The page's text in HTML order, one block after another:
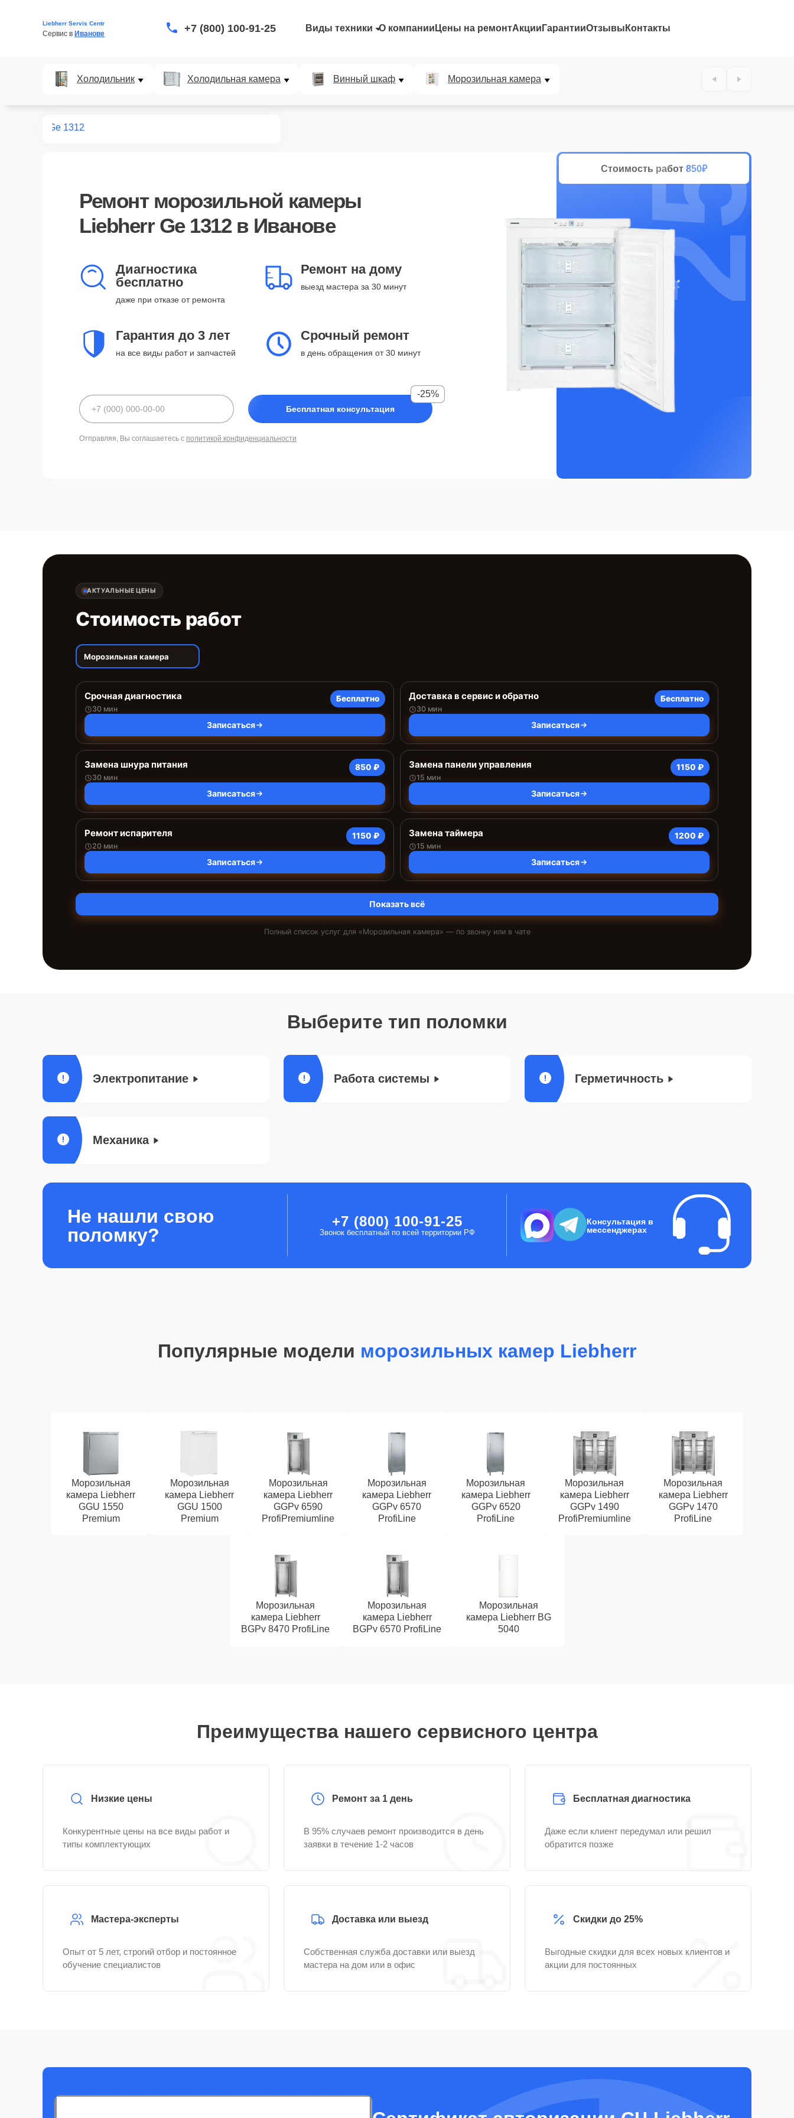
Liebherr Servis Centr
Сервис в Иванове +7 (800) 100-91-25 Виды техники О компании Цены на ремонтАкции ГарантииОтзывы Контакты
Холодильник Холодильная камера Винный шкаф Морозильная камера
Ge 1312
Ремонт морозильной камеры
Liebherr Ge 1312в Иванове
Диагностика
бесплатно
даже при отказе от ремонта
Ремонт на дому
выезд мастера за 30 минут
Гарантия до 3 лет
на все виды работ и запчастей
Срочный ремонт
в день обращения от 30 минут
Бесплатная консультация
-25%
Отправляя, Вы соглашаетесь с политикой конфиденциальности
Стоимость работ 850₽
25%
АКТУАЛЬНЫЕ ЦЕНЫ
Стоимость работ
Морозильная камера
Срочная диагностика
30 мин
Бесплатно
Записаться
Доставка в сервис и обратно
30 мин
Бесплатно
Записаться
Замена шнура питания
30 мин
850 ₽
Записаться
Замена панели управления
15 мин
1150 ₽
Записаться
Ремонт испарителя
20 мин
1150 ₽
Записаться
Замена таймера
15 мин
1200 ₽
Записаться
Показать всё
Полный список услуг для «Морозильная камера» — по звонку или в чате
Выберите тип поломки
Электропитание Работа системы Герметичность
Механика
Не нашли свою
поломку?
+7 (800) 100-91-25
Звонок бесплатный по всей территории РФ
Консультация в
мессенджерах
Популярные модели морозильных камер Liebherr
Морозильная
камера Liebherr
GGU 1550
Premium
Морозильная
камера Liebherr
GGU 1500
Premium
Морозильная
камера Liebherr
GGPv 6590
ProfiPremiumline
Морозильная
камера Liebherr
GGPv 6570
ProfiLine
Морозильная
камера Liebherr
GGPv 6520
ProfiLine
Морозильная
камера Liebherr
GGPv 1490
ProfiPremiumline
Морозильная
камера Liebherr
GGPv 1470
ProfiLine
Морозильная
камера Liebherr
BGPv 8470 ProfiLine
Морозильная
камера Liebherr
BGPv 6570 ProfiLine
Морозильная
камера Liebherr BG
5040
Преимущества нашего сервисного центра
Низкие цены
Конкурентные цены на все виды работ и
типы комплектующих
Ремонт за 1 день
В 95% случаев ремонт производится в день
заявки в течение 1-2 часов
Бесплатная диагностика
Даже если клиент передумал или решил
обратится позже
Мастера-эксперты
Опыт от 5 лет, строгий отбор и постоянное
обучение специалистов
Доставка или выезд
Собственная служба доставки или выезд
мастера на дом или в офис
Скидки до 25%
Выгодные скидки для всех новых клиентов и
акции для постоянных